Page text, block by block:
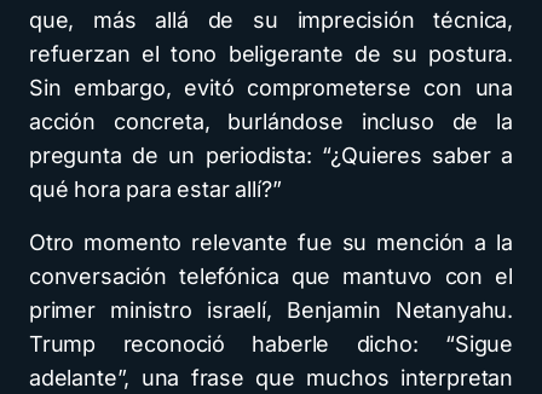
que, más allá de su imprecisión técnica,
refuerzan el tono beligerante de su postura.
Sin embargo, evitó comprometerse con una
acción concreta, burlándose incluso de la
pregunta de un periodista: “¿Quieres saber a
qué hora para estar allí?”
Otro momento relevante fue su mención a la
conversación telefónica que mantuvo con el
primer ministro israelí, Benjamin Netanyahu.
Trump reconoció haberle dicho: “Sigue
adelante”, una frase que muchos interpretan